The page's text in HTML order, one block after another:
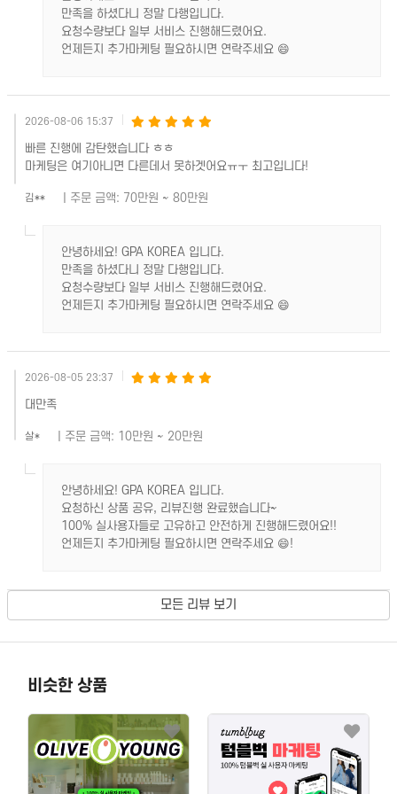
만족을 하셨다니 정말 다행입니다.
요청수량보다 일부 서비스 진행해드렸어요.
언제든지 추가마케팅 필요하시면 연락주세요 😄
2026-08-06 15:37
빠른 진행에 감탄했습니다 ㅎㅎ
마케팅은 여기아니면 다른데서 못하겟어요ㅠㅜ 최고입니다!
김** | 주문 금액: 70만원 ~ 80만원
안녕하세요! GPA KOREA 입니다.
만족을 하셨다니 정말 다행입니다.
요청수량보다 일부 서비스 진행해드렸어요.
언제든지 추가마케팅 필요하시면 연락주세요 😄
2026-08-05 23:37
대만족
살* | 주문 금액: 10만원 ~ 20만원
안녕하세요! GPA KOREA 입니다.
요청하신 상품 공유, 리뷰진행 완료했습니다~
100% 실사용자들로 고유하고 안전하게 진행해드렸어요!!
언제든지 추가마케팅 필요하시면 연락주세요 😄!
모든 리뷰 보기
비슷한 상품